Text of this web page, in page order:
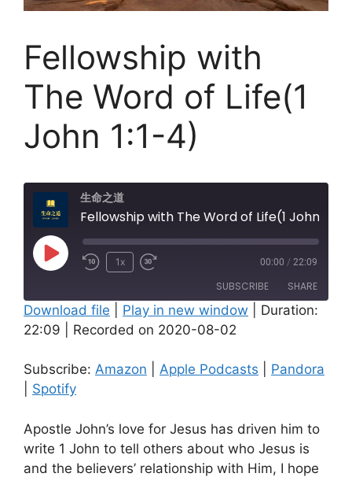
Fellowship with
The Word of Life(1
John 1:1-4)
生命之道
Play
1x 00:00 / 22:09
SUBSCRIBE SHARE
Amazon Apple Podcasts
RSS FEED
SHARE
LINK
EMBED
Download file Play in new window
Duration:
22:09
Recorded on 2020-08-02
Subscribe: Amazon Apple Podcasts
Pandora
Spotify
Apostle John’s love for Jesus has driven him to
write 1 John to tell others about who Jesus is
and the believers’ relationship with Him, I hope